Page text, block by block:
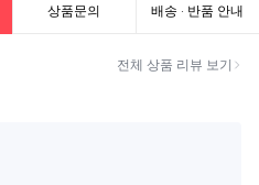
상품문의 배송 · 반품 안내